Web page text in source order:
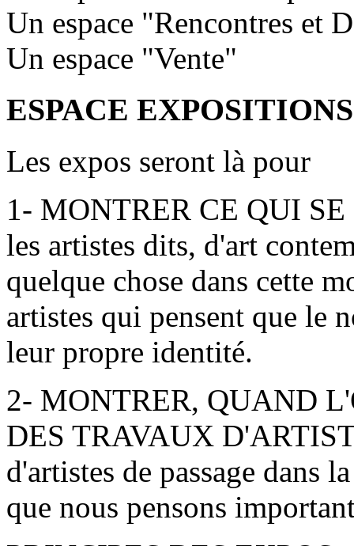
Un espace "Rencontres et
Un espace "Vente"
ESPACE EXPOSITIONS
Les expos seront là pour
1- MONTRER CE QUI
les artistes dits, d'art
quelque chose dans cette
artistes qui pensent que le
leur propre identité.
2- MONTRER, QUAND
DES TRAVAUX
d'artistes de passage dans
que nous pensons